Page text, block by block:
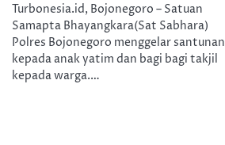
Turbonesia.id, Bojonegoro – Satuan
Samapta Bhayangkara(Sat Sabhara)
Polres Bojonegoro menggelar santunan
kepada anak yatim dan bagi bagi takjil
kepada warga.…